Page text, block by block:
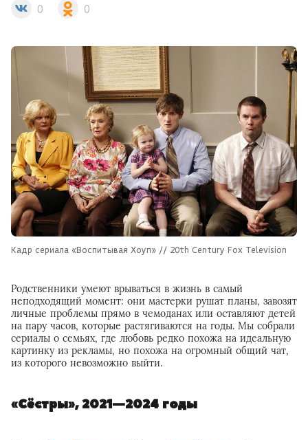
0 0
Кадр сериала «Воспитывая Хоуп» // 20th Century Fox Television
Родственники умеют врываться в жизнь в самый
неподходящий момент: они мастерки рушат планы, завозят
личные проблемы прямо в чемоданах или оставляют детей
на пару часов, которые растягиваются на годы. Мы собрали
сериалы о семьях, где любовь редко похожа на идеальную
картинку из рекламы, но похожа на огромный общий чат,
из которого невозможно выйти.
«Сёстры», 2021—2024 годы